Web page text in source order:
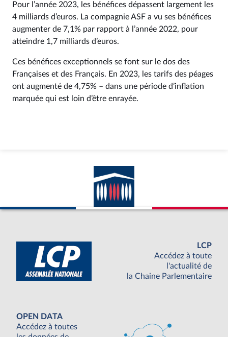
Pour l’année 2023, les bénéfices dépassent largement les
4 milliards d’euros. La compagnie ASF a vu ses bénéfices
augmenter de 7,1% par rapport à l’année 2022, pour
atteindre 1,7 milliards d’euros.
Ces bénéfices exceptionnels se font sur le dos des
Françaises et des Français. En 2023, les tarifs des péages
ont augmenté de 4,75% – dans une période d’inflation
marquée qui est loin d’être enrayée.
LCP
Accédez à toute
l'actualité de
la Chaine Parlementaire
OPEN DATA
Accédez à toutes